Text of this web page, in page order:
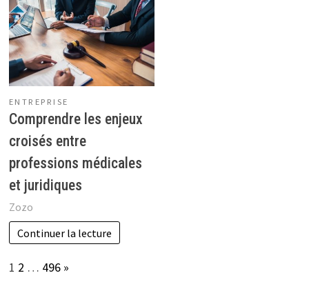
ENTREPRISE
Comprendre les enjeux
croisés entre
professions médicales
et juridiques
Zozo
Continuer la lecture
Page:
1 2 … 496 Next
»